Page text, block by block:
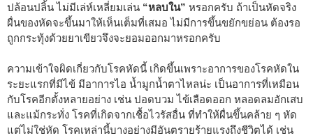
ปล้อนปลิ้น ไม่มีเล่ห์เหลี่ยมเล่น “หลบใน” หรอกครับ ถ้าเป็นหัดจริง
ผื่นของหัดจะขึ้นมาให้เห็นเต็มที่เสมอ ไม่มีการขึ้นขยักขย่อน ต้องรอ
ถูกกระทุ้งด้วยยาเขียวจึงจะยอมออกมาหรอกครับ
ความเข้าใจผิดเกี่ยวกับโรคหัดนี้ เกิดขึ้นเพราะอาการของโรคหัดใน
ระยะแรกที่มีไข้ มีอาการไอ น้ำมูกน้ำตาไหลน่ะ เป็นอาการที่เหมือน
กับโรคอีกตั้งหลายอย่าง เช่น ปอดบวม ไข้เลือดออก หลอดลมอักเสบ
และแม้กระทั่ง โรคที่เกิดจากเชื้อไวรัสอื่น ที่ทำให้ผื่นขึ้นคล้าย ๆ หัด
แต่ไม่ใช่หัด โรคเหล่านี้บางอย่างมีอันตรายร้ายแรงถึงชีวิตได้ เช่น